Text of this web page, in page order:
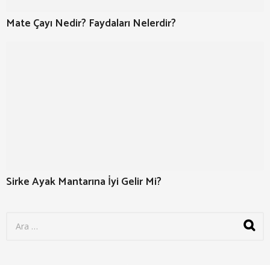
Mate Çayı Nedir? Faydaları Nelerdir?
Sirke Ayak Mantarına İyi Gelir Mi?